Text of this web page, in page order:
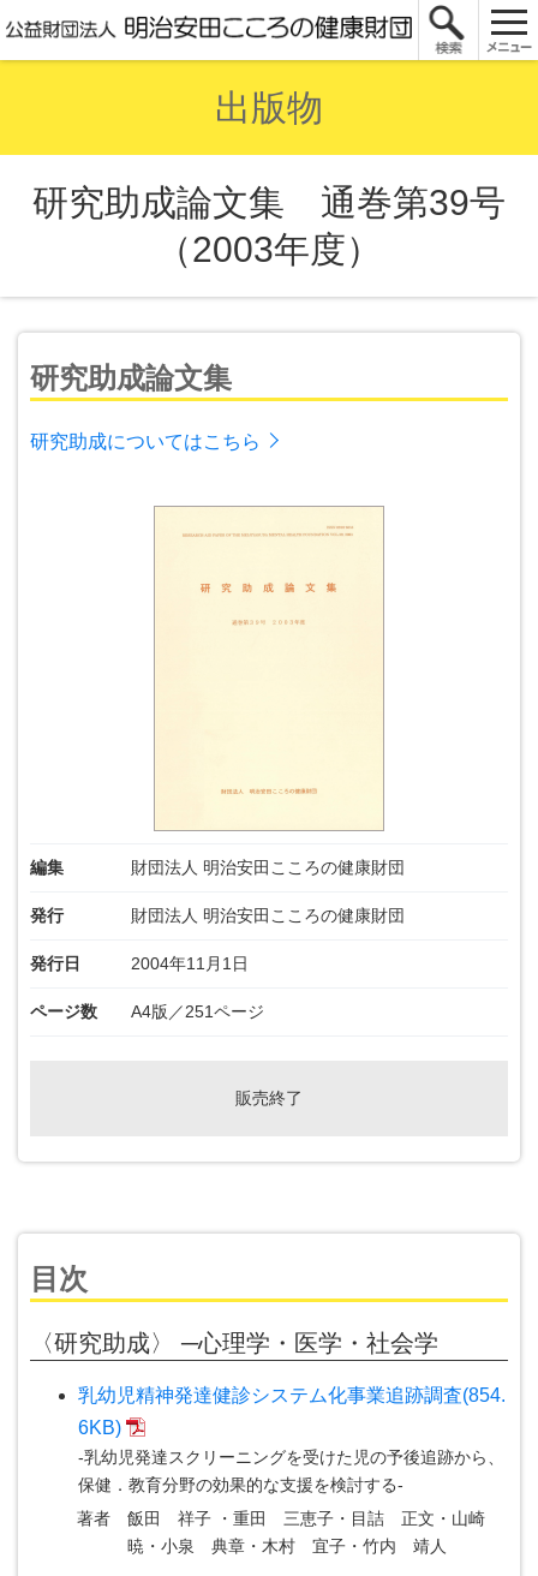
出版物
研究助成論文集 通巻第39号
（2003年度）
研究助成論文集
研究助成についてはこちら
編集 財団法人 明治安田こころの健康財団
発行 財団法人 明治安田こころの健康財団
発行日 2004年11月1日
ページ数 A4版／251ページ
販売終了
目次
〈研究助成〉 ─心理学・医学・社会学
乳幼児精神発達健診システム化事業追跡調査(854.
6KB)
-乳幼児発達スクリーニングを受けた児の予後追跡から、
保健．教育分野の効果的な支援を検討する-
著者
飯田 祥子 ・重田 三恵子・目詰 正文・山崎
暁・小泉 典章・木村 宜子・竹内 靖人